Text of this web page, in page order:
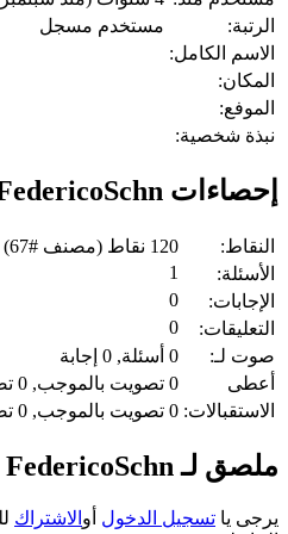
الرتبة:
مستخدم مسجل
الاسم الكامل:
المكان:
الموفع:
نبذة شخصية:
إحصاءات FedericoSchn
النقاط: 120 نقاط (مصنف #67
)
الأسئلة:
1
الإجابات:
0
التعليقات:
0
صوت لـ:
0 أسئلة, 0 إجابة
أعطى
0 تصويت بالموجب, 0
الاستقبالات: 0 تصويت بالموجب, 0
ملصق لـ FedericoSchn
يرجى يا تسجيل الدخول أو الاشتراك